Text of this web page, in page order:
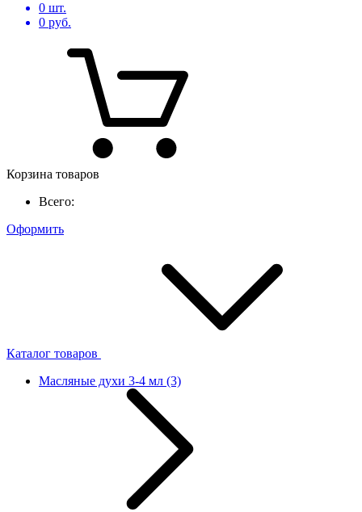
0 шт.
0 руб.
Корзина товаров
Всего:
Оформить
Каталог товаров
Масляные духи 3-4 мл (3)